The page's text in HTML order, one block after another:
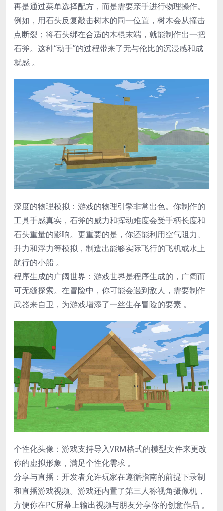
再是通过菜单选择配方，而是需要亲手进行物理操作。
例如，用石头反复敲击树木的同一位置，树木会从撞击
点断裂；将石头绑在合适的木棍末端，就能制作出一把
石斧。这种“动手”的过程带来了无与伦比的沉浸感和成
就感 。
​深度的物理模拟​：游戏的物理引擎非常出色。你制作的
工具手感真实，石斧的威力和挥动难度会受手柄长度和
石头重量的影响。更重要的是，你还能利用空气阻力、
升力和浮力等模拟，制造出能够实际飞行的飞机或水上
航行的小船 。
​程序生成的广阔世界​：游戏世界是程序生成的，广阔而
可无缝探索。在冒险中，你可能会遇到敌人，需要制作
武器来自卫，为游戏增添了一丝生存冒险的要素 。
个性化头像​：游戏支持导入VRM格式的模型文件来更改
你的虚拟形象，满足个性化需求 。
​分享与直播​：开发者允许玩家在遵循指南的前提下录制
和直播游戏视频。游戏还内置了第三人称视角摄像机，
方便你在PC屏幕上输出视频与朋友分享你的创意作品 。